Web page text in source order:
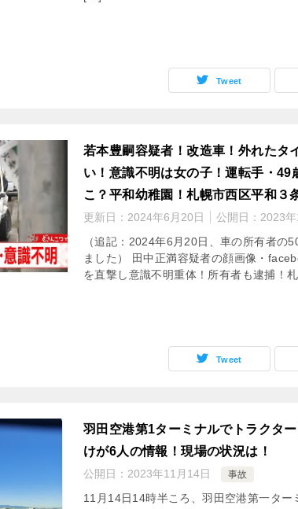
Tweet
若本豊嗣容疑者！改造車！外れたタ
い！意識不明は女の子！運転手・
こ？平和幼稚園！札幌市西区平和３
更新日： 2024年6月20日 公開日： 2023
（追記：2024年6月20日、車の所有者の
ました） 田中正満容疑者の顔画像・
を直撃し意識不明重体！所有者も逮捕！
Tweet
羽田空港第1ターミナルでトラクタ
けが6人の情報！現場の状況は！
公開日： 2023年11月14日 事故
11月14日14時半ころ、羽田空港第一タ